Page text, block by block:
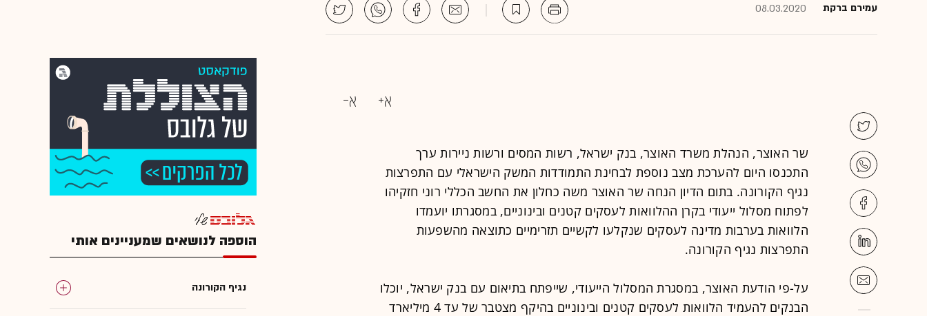
עמירם ברקת 08.03.2020
שר האוצר, הנהלת משרד האוצר, בנק ישראל, רשות המסים ורשות ניירות ערך
התכנסו היום להערכת מצב נוספת לבחינת התמודדות המשק הישראלי עם התפרצות
נגיף הקורונה. בתום הדיון הנחה שר האוצר משה כחלון את החשב הכללי רוני חזקיהו
לפתוח מסלול ייעודי בקרן ההלוואות לעסקים קטנים ובינוניים, במסגרתו יועמדו
הלוואות בערבות מדינה לעסקים שנקלעו לקשיים תזרימיים כתוצאה מהשפעות
התפרצות נגיף הקורונה.
על-פי הודעת האוצר, במסגרת המסלול הייעודי, שייפתח בתיאום עם בנק ישראל, יוכלו
הבנקים להעמיד הלוואות לעסקים קטנים ובינוניים בהיקף מצטבר של עד 4 מיליארד
הוספה לנושאים שמעניינים אותי
נגיף הקורונה